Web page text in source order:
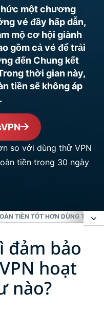
một chương
vé đầy hấp dẫn,
mộ cơ hội giành
gồm cả vé để trải
đến Chung kết
thời gian này,
tiền sẽ không áp
TIỀN TỐT HƠN DÙNG THỬ
hoạt động
đảm bảo
hoạt
nào?